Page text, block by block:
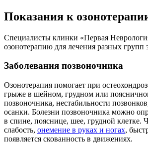
Показания к
Специалисты клинки «Первая
озонотерапию для лечения разных групп
Заболевания позвоночника
Озонотерапия помогает при
грыже в шейном, грудном или
позвоночника, нестабильности
осанки. Болезни позвоночника можно
в спине, пояснице, шее, грудной клетке.
слабость, онемение в руках и ногах,
появляется скованность в движениях.